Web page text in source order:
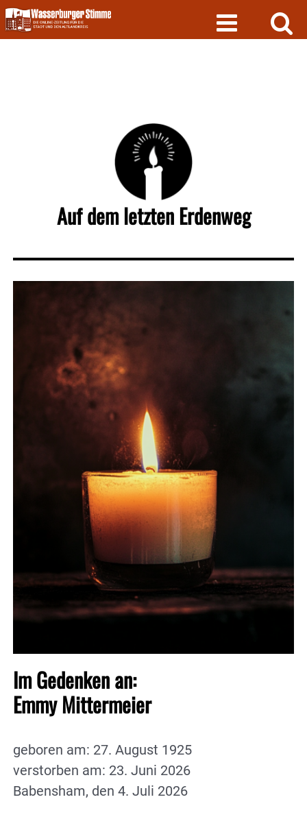
Skip
to
content
Auf dem letzten Erdenweg
Im Gedenken an:
Emmy Mittermeier
geboren am: 27. August 1925
verstorben am: 23. Juni 2026
Babensham, den 4. Juli 2026